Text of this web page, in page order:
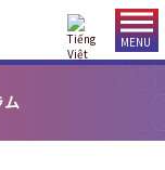
MENU
ム